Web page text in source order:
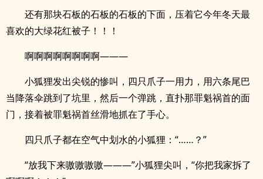
还有那块石板的石板的石板的下面，压着它今年冬天最
喜欢的大绿花红被子！！！
啊啊啊啊啊啊啊啊———
小狐狸发出尖锐的惨叫，四只爪子一用力，用六条尾巴
当降落伞跳到了坑里，然后一个弹跳，直扑那罪魁祸首的面
门，接着被罪魁祸首丝滑地抓在了手心。
四只爪子都在空气中划水的小狐狸：“……？”
“放我下来嗷嗷嗷嗷———”小狐狸尖叫，“你把我家拆了